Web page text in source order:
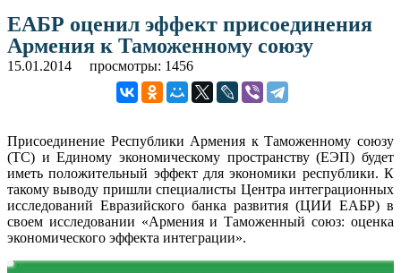
ЕАБР оценил эффект присоединения
Армения к Таможенному союзу
15.01.2014 просмотры: 1456
Присоединение Республики Армения к Таможенному союзу
(ТС) и Единому экономическому пространству (ЕЭП) будет
иметь положительный эффект для экономики республики. К
такому выводу пришли специалисты Центра интеграционных
исследований Евразийского банка развития (ЦИИ ЕАБР) в
своем исследовании «Армения и Таможенный союз: оценка
экономического эффекта интеграции».